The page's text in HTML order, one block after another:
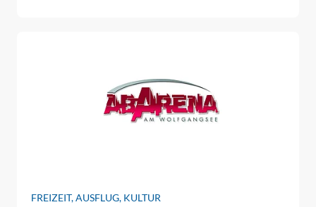
FREIZEIT, AUSFLUG, KULTUR